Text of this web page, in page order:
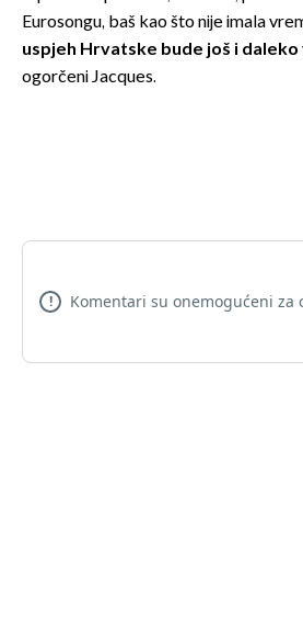
Eurosongu, baš kao što nije imala
uspjeh Hrvatske bude još i daleko
ogorčeni Jacques.
! Komentari su onemogućeni za